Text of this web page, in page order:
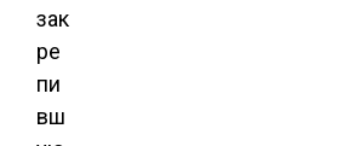
зак
ре
пи
вш